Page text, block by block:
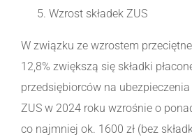
Wzrost składek ZUS
W związku ze wzrostem
12,8% zwiększą się składki
przedsiębiorców na ubezpieczenia
ZUS w 2024 roku wzrośnie o
co najmniej ok. 1600 zł (bez